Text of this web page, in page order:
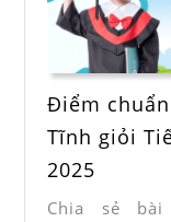
Điểm
Tĩnh giỏi
2025
Chia sẻ